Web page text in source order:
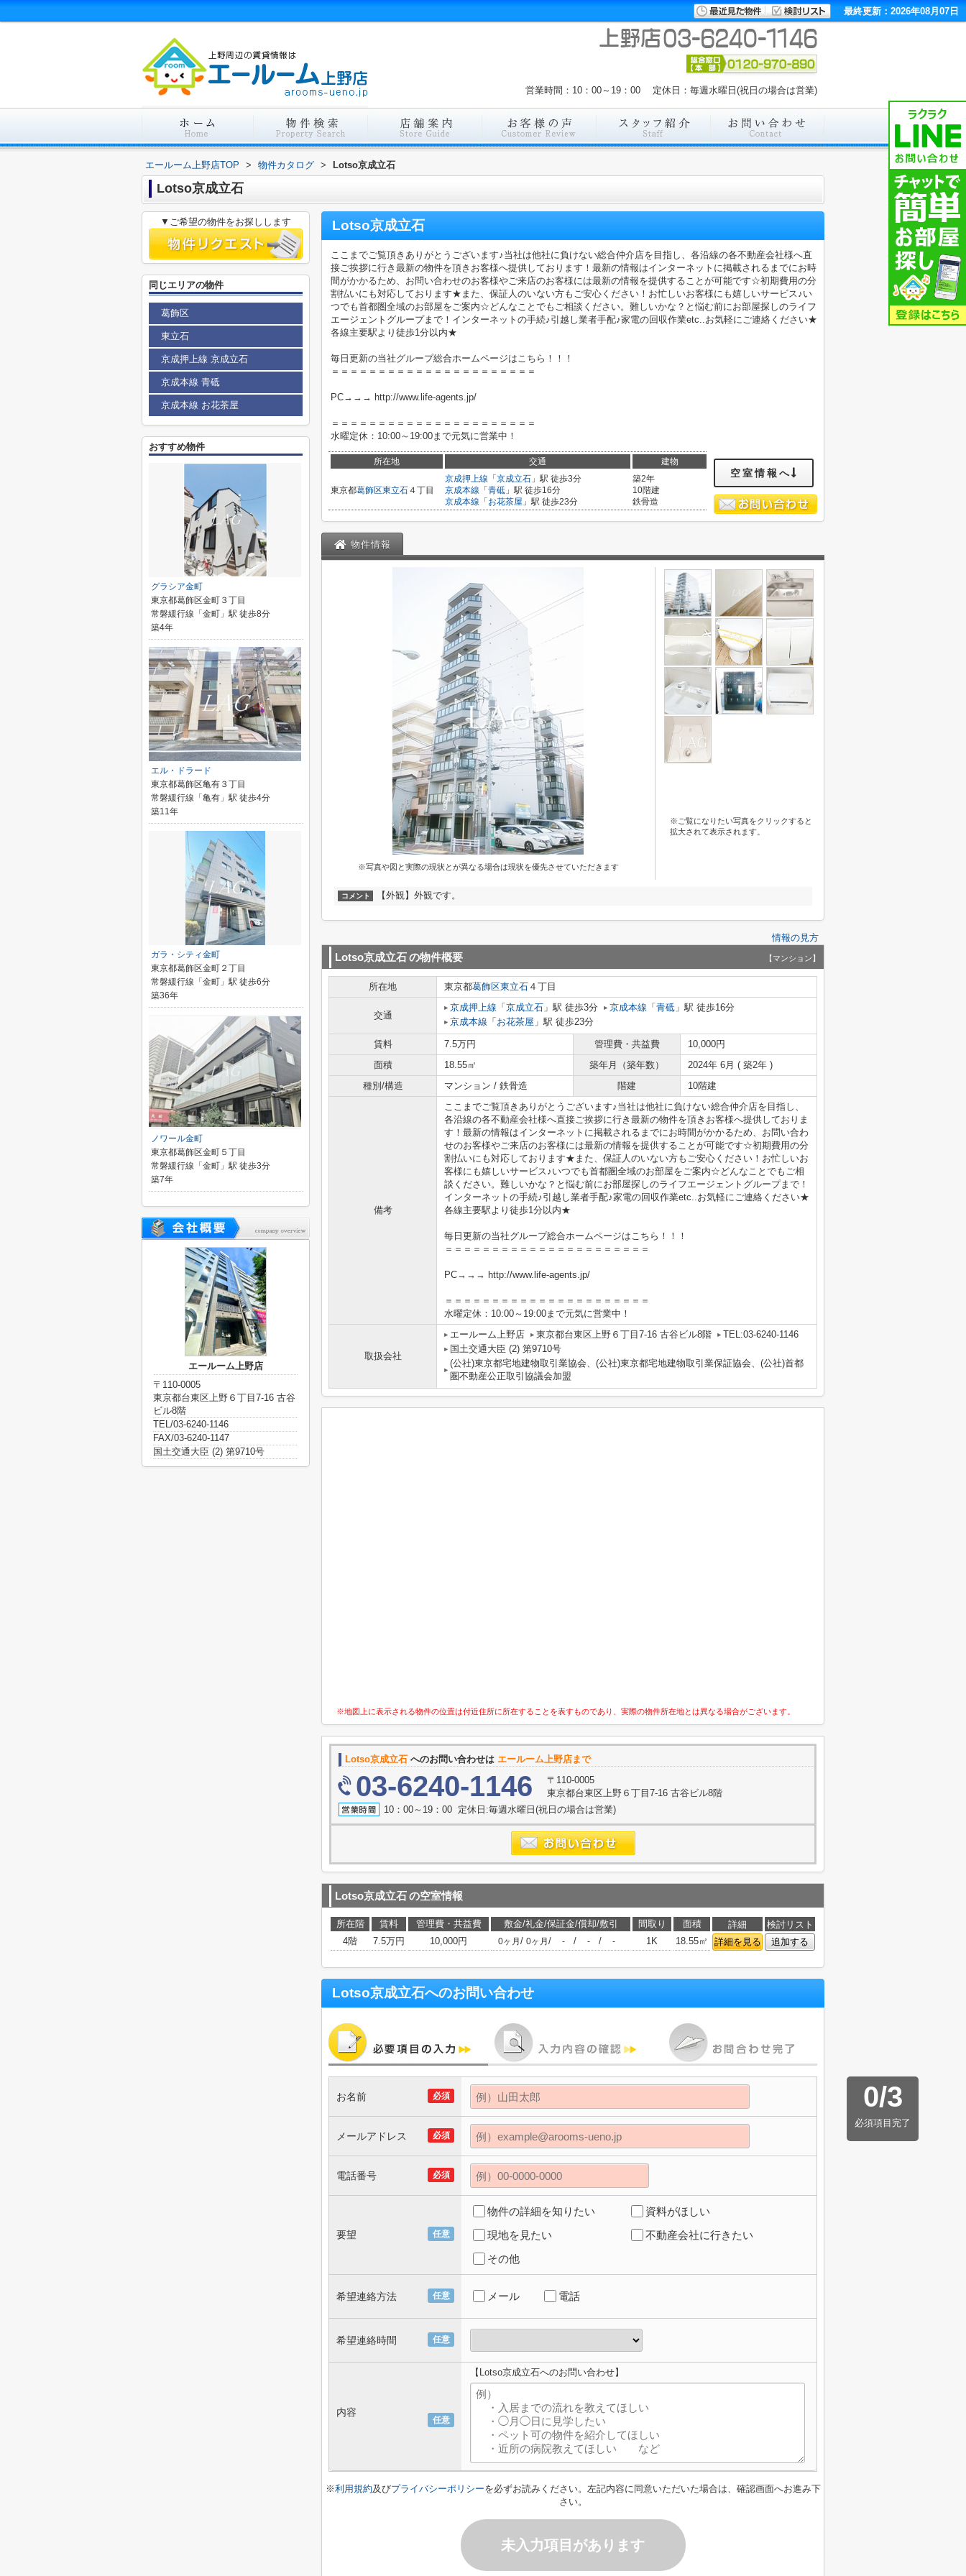
最終更新：2026年08月07日
営業時間：10：00～19：00 定休日：毎週水曜日(祝日の場合は営業)
エールーム上野店TOP > 物件カタログ > Lotso京成立石
Lotso京成立石
Lotso京成立石
ここまでご覧頂きありがとうございます♪当社は他社に負けない総合仲介店を目指し、各沿線の各不動産会社様へ直
接ご挨拶に行き最新の物件を頂きお客様へ提供しております！最新の情報はインターネットに掲載されるまでにお時
間がかかるため、お問い合わせのお客様やご来店のお客様には最新の情報を提供することが可能です☆初期費用の分
割払いにも対応しております★また、保証人のいない方もご安心ください！お忙しいお客様にも嬉しいサービス♪い
つでも首都圏全域のお部屋をご案内☆どんなことでもご相談ください。難しいかな？と悩む前にお部屋探しのライフ
エージェントグループまで！インターネットの手続♪引越し業者手配♪家電の回収作業etc..お気軽にご連絡ください★
各線主要駅より徒歩1分以内★
毎日更新の当社グループ総合ホームページはこちら！！！
＝＝＝＝＝＝＝＝＝＝＝＝＝＝＝＝＝＝＝＝＝＝
PC→→→ http://www.life-agents.jp/
＝＝＝＝＝＝＝＝＝＝＝＝＝＝＝＝＝＝＝＝＝＝
水曜定休：10:00～19:00まで元気に営業中！
所在地 交通 建物
東京都葛飾区東立石４丁目
京成押上線 「 京成立石 」駅 徒歩3分
京成本線 「 青砥 」駅 徒歩16分
京成本線 「 お花茶屋 」駅 徒歩23分
築2年
10階建
鉄骨造
空室情報へ
物件情報
※写真や図と実際の現状とが異なる場合は現状を優先させていただきます
※ご覧になりたい写真をクリックすると
拡大されて表示されます。
コメント 【外観】外観です。
情報の見方
Lotso京成立石の物件概要 【マンション】
所在地 東京都葛飾区東立石 ４丁目
交通
京成押上線 「 京成立石 」駅 徒歩3分 京成本線 「 青砥 」駅 徒歩16分
京成本線 「 お花茶屋 」駅 徒歩23分
賃料 7.5万円 管理費・共益費
10,000円
面積
18.55㎡ 築年月（築年数）
2024年 6月 ( 築2年 )
種別/構造
マンション / 鉄骨造 階建 10階建
備考
ここまでご覧頂きありがとうございます♪当社は他社に負けない総合仲介店を目指し、
各沿線の各不動産会社様へ直接ご挨拶に行き最新の物件を頂きお客様へ提供しておりま
す！最新の情報はインターネットに掲載されるまでにお時間がかかるため、お問い合わ
せのお客様やご来店のお客様には最新の情報を提供することが可能です☆初期費用の分
割払いにも対応しております★また、保証人のいない方もご安心ください！お忙しいお
客様にも嬉しいサービス♪いつでも首都圏全域のお部屋をご案内☆どんなことでもご相
談ください。難しいかな？と悩む前にお部屋探しのライフエージェントグループまで！
インターネットの手続♪引越し業者手配♪家電の回収作業etc..お気軽にご連絡ください★
各線主要駅より徒歩1分以内★
毎日更新の当社グループ総合ホームページはこちら！！！
＝＝＝＝＝＝＝＝＝＝＝＝＝＝＝＝＝＝＝＝＝＝
PC→→→ http://www.life-agents.jp/
＝＝＝＝＝＝＝＝＝＝＝＝＝＝＝＝＝＝＝＝＝＝
水曜定休：10:00～19:00まで元気に営業中！
取扱会社
エールーム上野店 東京都台東区上野６丁目7-16 古谷ビル8階
TEL:03-6240-1146
国土交通大臣 (2) 第9710号
(公社)東京都宅地建物取引業協会、(公社)東京都宅地建物取引業保証協会、(公社)首都
圏不動産公正取引協議会加盟
※地図上に表示される物件の位置は付近住所に所在することを表すものであり、実際の物件所在地とは異なる場合がございます。
Lotso京成立石 へのお問い合わせは エールーム上野店まで
03-6240-1146
〒110-0005
東京都台東区上野６丁目7-16 古谷ビル8階
10：00～19：00 定休日:毎週水曜日(祝日の場合は営業)
Lotso京成立石の空室情報
所在階 賃料 管理費・共益費 敷金/礼金/保証金/償却/敷引 間取り 面積 詳細
検討リスト
4階
7.5万円 10,000円 0ヶ月 / 0ヶ月 / - / - / - 1K 18.55㎡ 詳細を見る 追加する
Lotso京成立石へのお問い合わせ
0/3
必須項目完了
必須
お名前
必須
メールアドレス
必須
電話番号
任意
要望
物件の詳細を知りたい
資料がほしい
現地を見たい
不動産会社に行きたい
その他
任意
希望連絡方法 メール 電話
任意
希望連絡時間
任意
内容
【Lotso京成立石へのお問い合わせ】
※利用規約及びプライバシーポリシーを必ずお読みください。左記内容に同意いただいた場合は、確認画面へお進み下
さい。
未入力項目があります
▼ご希望の物件をお探しします
同じエリアの物件
葛飾区
東立石
京成押上線 京成立石
京成本線 青砥
京成本線 お花茶屋
おすすめ物件
グラシア金町
東京都葛飾区金町３丁目
常磐緩行線「金町」駅 徒歩8分
築4年
エル・ドラード
東京都葛飾区亀有３丁目
常磐緩行線「亀有」駅 徒歩4分
築11年
ガラ・シティ金町
東京都葛飾区金町２丁目
常磐緩行線「金町」駅 徒歩6分
築36年
ノワール金町
東京都葛飾区金町５丁目
常磐緩行線「金町」駅 徒歩3分
築7年
エールーム上野店
〒110-0005
東京都台東区上野６丁目7-16 古谷
ビル8階
TEL/03-6240-1146
FAX/03-6240-1147
国土交通大臣 (2) 第9710号